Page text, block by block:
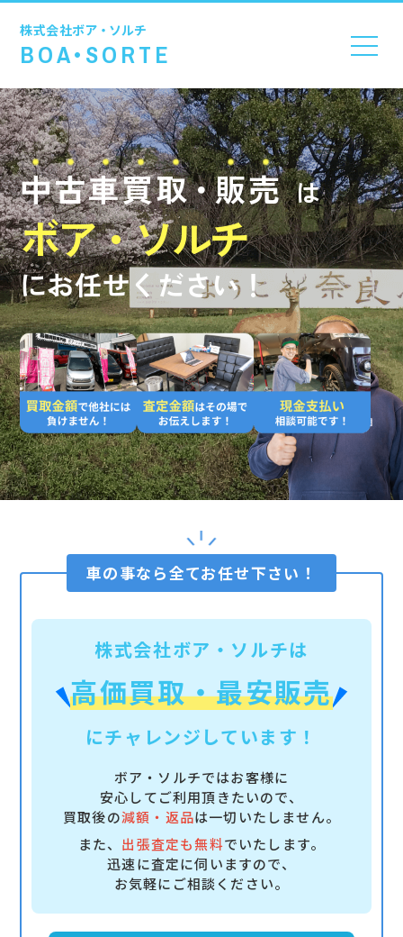
株式会社ボア・ソルチ
BOA•SORTE
中古車買取・販売 は
ボア・ソルチ
にお任せください！
株式会社ボア・ソルチは
高価買取・最安販売
にチャレンジしています！
ボア・ソルチではお客様に
安心してご利用頂きたいので、
買取後の減額・返品は一切いたしません。
また、 出張査定も無料でいたします。
迅速に査定に伺いますので、
お気軽にご相談ください。
車の事なら全てお任せ下さい！